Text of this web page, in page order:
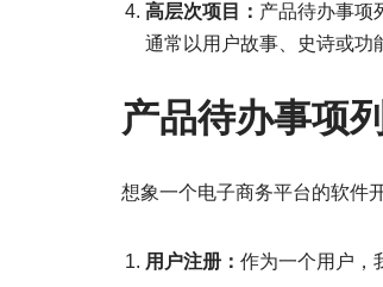
高层次项目： 产品待办事项
通常以用户故事、史诗或功
产品待办事项
想象一个电子商务平台的软件
用户注册： 作为一个用户，